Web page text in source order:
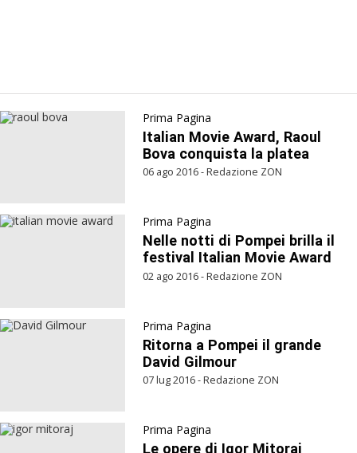
Prima Pagina
Italian Movie Award, Raoul
Bova conquista la platea
06 ago 2016 - Redazione ZON
Prima Pagina
Nelle notti di Pompei brilla il
festival Italian Movie Award
02 ago 2016 - Redazione ZON
Prima Pagina
Ritorna a Pompei il grande
David Gilmour
07 lug 2016 - Redazione ZON
Prima Pagina
Le opere di Igor Mitoraj